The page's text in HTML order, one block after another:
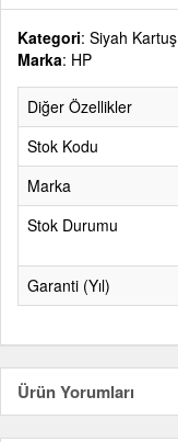
Kategori: Siyah Kartuş
Marka: HP
Diğer Özellikler
Stok Kodu
Marka
Stok Durumu
Garanti (Yıl)
Ürün Yorumları